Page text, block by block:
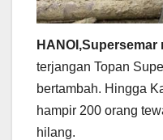
HANOI,Supersemar
terjangan Topan
bertambah. Hingga
hampir 200 orang
hilang.